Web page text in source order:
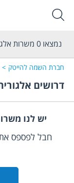
חברת השמה להייטק
דרושים
נמצאו 0 משרות
יש לנו
חבל לפספס